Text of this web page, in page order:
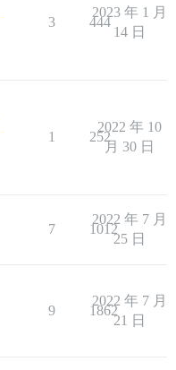
3 444
2023 年 1 月
14 日
1 252
2022 年 10
月 30 日
7 1012
2022 年 7 月
25 日
9 1862
2022 年 7 月
21 日